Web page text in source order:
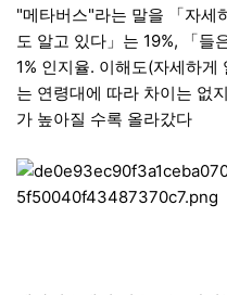
"메타버스"라는 말을 「자세
도 알고 있다」는 19%, 「들
1% 인지율. 이해도(자세하
는 연령대에 따라 차이는 없
가 높아질 수록 올라갔다